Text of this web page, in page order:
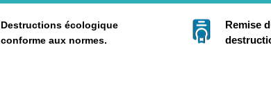
Destructions écologique
conforme aux normes.
Remise